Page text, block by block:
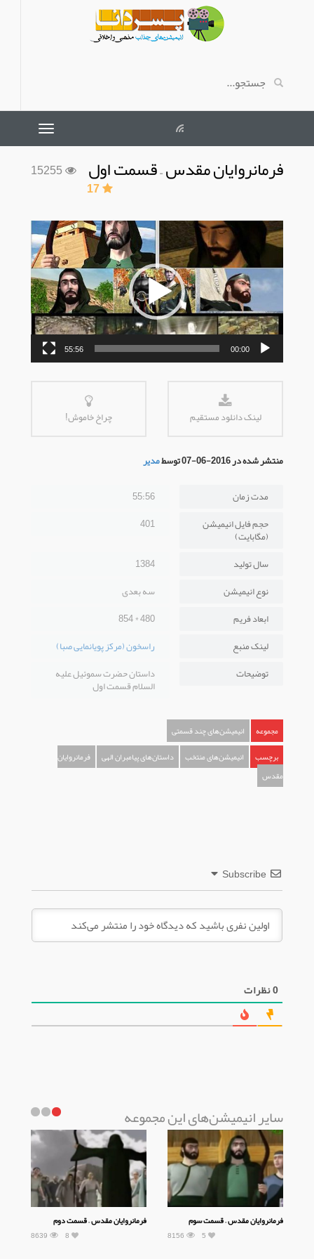
فرمانروایان مقدس – قسمت اول
15255
17
نمایشگر
ویدیو
00:00
55:56
لینک دانلود مستقیم چراخ خاموش!
منتشر شده در 2016-06-07 توسط
مدیر
مدت زمان
55:56
حجم فایل انیمیشن
(مگابایت)
401
سال تولید
1384
نوع انیمیشن
سه بعدی
ابعاد فریم
480 * 854
لینک منبع
راسخون (مرکز پویانمایی صبا)
توضیحات
داستان حضرت سموئیل علیه
السلام قسمت اول
مجموعه
انیمیشن‌های چند قسمتی
برچسب
انیمیشن‌های منتخب داستان‌های پیامبران الهی
فرمانروایان
مقدس
Subscribe
0نظرات
سایر انیمیشن‌های این مجموعه
فرمانروایان مقدس – قسمت سوم
8156 5
فرمانروایان مقدس – قسمت دوم
8639 8